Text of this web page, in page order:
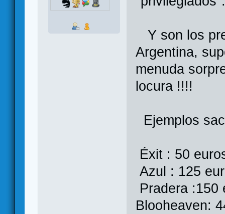
Y son los
Argentina,
menuda
locura !!!!
Ejemplos
Éxit : 50
Azul : 125
Pradera :150
Blooheaven: